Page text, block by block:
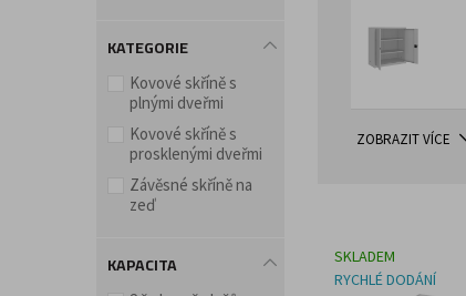
KATEGORIE
Kovové skříně s
plnými dveřmi
Kovové skříně s
prosklenými dveřmi
Závěsné skříně na
zeď
KAPACITA
ZOBRAZIT VÍCE
SKLADEM
RYCHLÉ DODÁNÍ